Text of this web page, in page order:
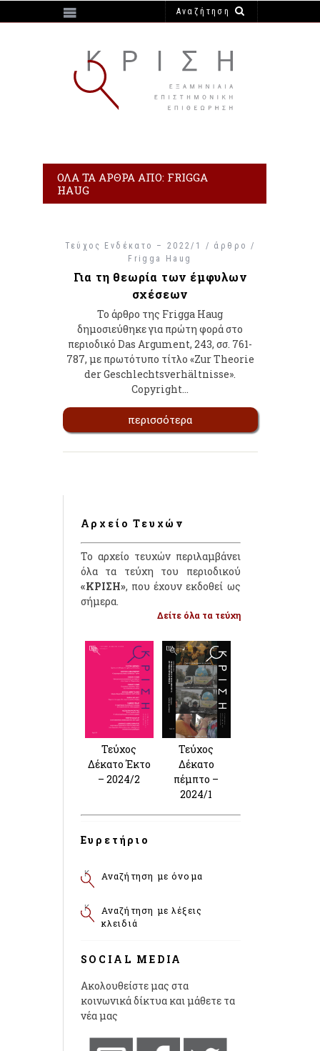
https://e-krisi.gr/wp-content/themes/krisi
ΌΛΑ ΤΑ ΆΡΘΡΑ ΑΠΌ: FRIGGA
HAUG
Τεύχος Ενδέκατο – 2022/1 / άρθρο /
Frigga Haug
Για τη θεωρία των έμφυλων
σχέσεων
Το άρθρο της Frigga Haug
δημοσιεύθηκε για πρώτη φορά στο
περιοδικό Das Argument, 243, σσ. 761-
787, με πρωτότυπο τίτλο «Zur Theorie
der Geschlechtsverhältnisse».
Copyright…
περισσότερα
Αρχείο Τευχών
Το αρχείο τευχών περιλαμβάνει
όλα τα τεύχη του περιοδικού
«ΚΡΙΣΗ», που έχουν εκδοθεί ως
σήμερα.
Δείτε όλα τα τεύχη
Τεύχος
Δέκατο Έκτο
– 2024/2
Τεύχος
Δέκατο
πέμπτο –
2024/1
Ευρετήριο
Αναζήτηση με όνομα
Αναζήτηση με λέξεις
κλειδιά
SOCIAL MEDIA
Ακολουθείστε μας στα
κοινωνικά δίκτυα και μάθετε τα
νέα μας